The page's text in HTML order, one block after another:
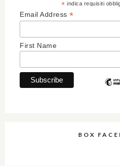
* indica requisiti
Email Address *
First Name
BOX